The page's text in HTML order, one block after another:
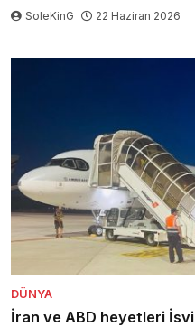
SoleKinG 22 Haziran 2026
DÜNYA
İran ve ABD heyetleri